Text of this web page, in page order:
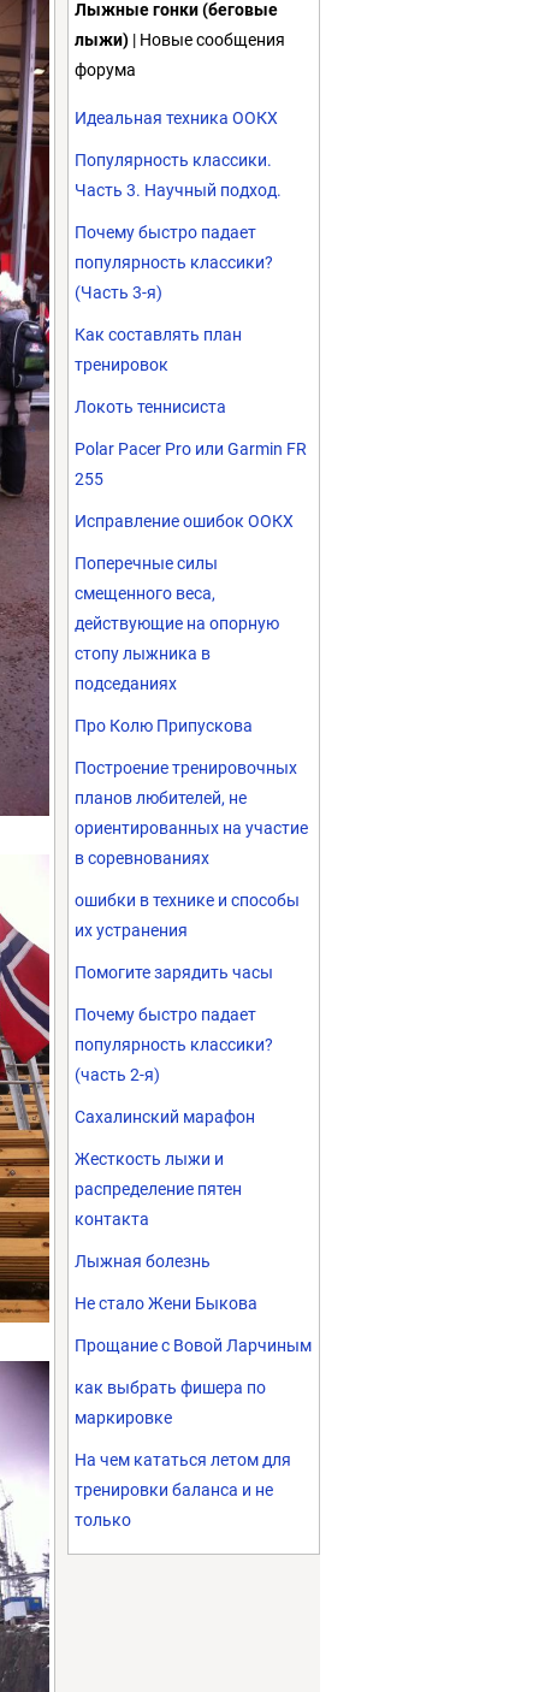
Лыжные гонки (беговые
лыжи) | Новые сообщения
форума
Идеальная техника ООКХ
Популярность классики.
Часть 3. Научный подход.
Почему быстро падает
популярность классики?
(Часть 3-я)
Как составлять план
тренировок
Локоть теннисиста
Polar Pacer Pro или Garmin FR
255
Исправление ошибок ООКХ
Поперечные силы
смещенного веса,
действующие на опорную
стопу лыжника в
подседаниях
Про Колю Припускова
Построение тренировочных
планов любителей, не
ориентированных на участие
в соревнованиях
ошибки в технике и способы
их устранения
Помогите зарядить часы
Почему быстро падает
популярность классики?
(часть 2-я)
Сахалинский марафон
Жесткость лыжи и
распределение пятен
контакта
Лыжная болезнь
Не стало Жени Быкова
Прощание с Вовой Ларчиным
как выбрать фишера по
маркировке
На чем кататься летом для
тренировки баланса и не
только